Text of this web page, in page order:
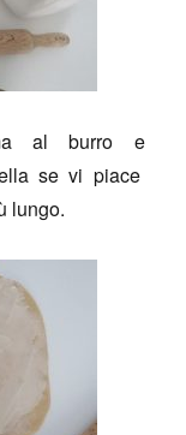
al burro e
se vi piace
lungo.